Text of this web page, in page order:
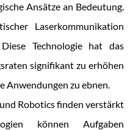
Ansätze an Bedeutung.
Laserkommunikation
Technologie hat das
signifikant zu erhöhen
Anwendungen zu ebnen.
Robotics finden verstärkt
können Aufgaben